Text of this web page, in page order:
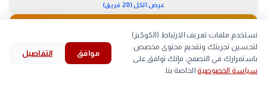
عرض الكل (20 فريق)
🐔
لحوم بيض كتاكيت بط
الصنف
home
الرئيسية
explore
استكشف
history
bookmark
search
نستخدم ملفات تعريف الارتباط (الكوكيز)
لتحسين تجربتك وتقديم محتوى مخصص.
باستمرارك في التصفح، فإنك توافق على
سياسة الخصوصية الخاصة بنا.
موافق التفاصيل